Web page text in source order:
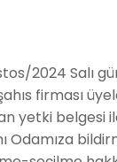
2024 Salı
firması
yetki belgesi
Odamıza